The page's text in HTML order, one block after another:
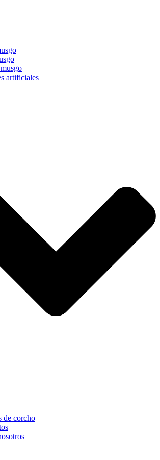
artificiales
de corcho